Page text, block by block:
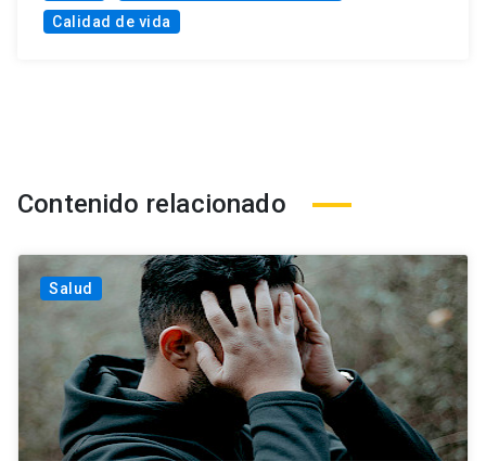
Calidad de vida
Contenido relacionado
Salud